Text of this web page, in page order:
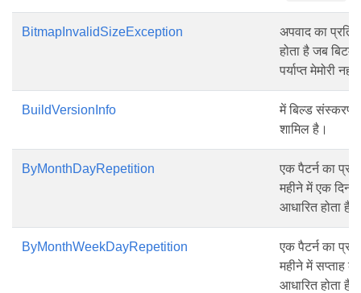
BitmapInvalidSizeException
अपवाद का
होता है जब
पर्याप्त मेमोरी
BuildVersionInfo
में बिल्ड संस्करण
शामिल है।
ByMonthDayRepetition
एक पैटर्न का
महीने में एक दिन
आधारित होता है।
ByMonthWeekDayRepetition
एक पैटर्न का
महीने में सप्ताह के
आधारित होता है।